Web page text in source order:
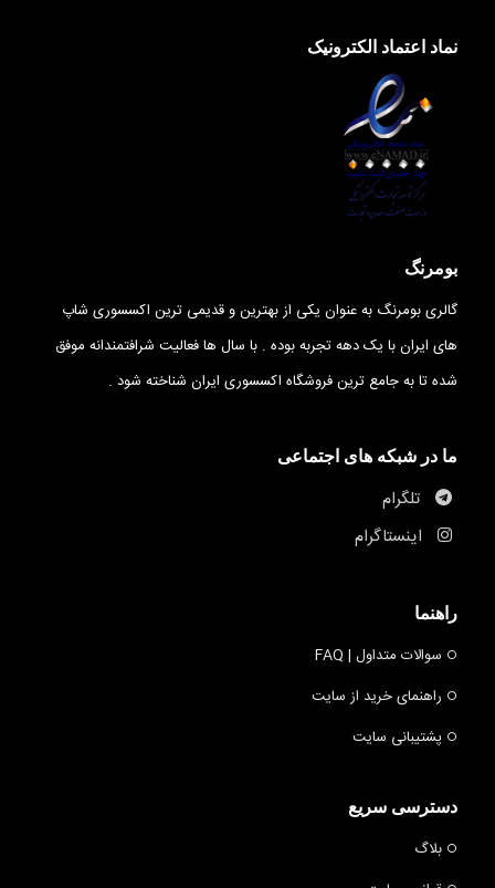
نماد اعتماد الکترونیک
بومرنگ
گالری بومرنگ به عنوان یکی از بهترین و قدیمی ترین اکسسوری شاپ
های ایران با یک دهه تجربه بوده . با سال ها فعالیت شرافتمندانه موفق
شده تا به جامع ترین فروشگاه اکسسوری ایران شناخته شود .
ما در شبکه های اجتماعی
تلگرام
اینستاگرام
راهنما
سوالات متداول | FAQ
راهنمای خرید از سایت
پشتیبانی سایت
دسترسی سریع
بلاگ